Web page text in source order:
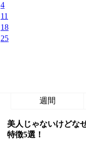
4
11
18
25
週間
美人じゃないけどな
特徴5選！